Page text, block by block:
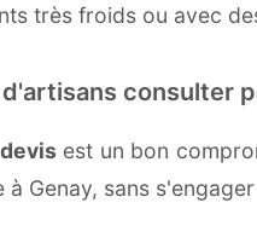
très froids ou avec
consulter
devisest un bon
à Genay, sans